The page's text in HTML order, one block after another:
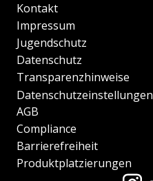
Kontakt
Impressum
Jugendschutz
Datenschutz
Transparenzhinweise
Datenschutzeinstellungen
AGB
Compliance
Barrierefreiheit
Produktplatzierungen